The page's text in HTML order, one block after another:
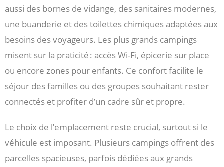
aussi des bornes de vidange, des sanitaires modernes,
une buanderie et des toilettes chimiques adaptées aux
besoins des voyageurs. Les plus grands campings
misent sur la praticité : accès Wi-Fi, épicerie sur place
ou encore zones pour enfants. Ce confort facilite le
séjour des familles ou des groupes souhaitant rester
connectés et profiter d’un cadre sûr et propre.
Le choix de l’emplacement reste crucial, surtout si le
véhicule est imposant. Plusieurs campings offrent des
parcelles spacieuses, parfois dédiées aux grands